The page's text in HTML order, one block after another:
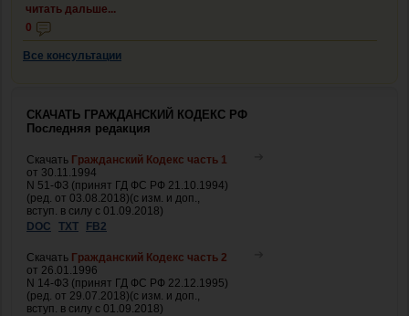
читать дальше...
0
Все консультации
СКАЧАТЬ ГРАЖДАНСКИЙ КОДЕКС РФ
Последняя редакция
Скачать Гражданский Кодекс часть 1
от 30.11.1994
N 51-ФЗ (принят ГД ФС РФ 21.10.1994)
(ред. от 03.08.2018)(с изм. и доп.,
вступ. в силу с 01.09.2018)
DOC
TXT FB2
Скачать Гражданский Кодекс часть 2
от 26.01.1996
N 14-ФЗ (принят ГД ФС РФ 22.12.1995)
(ред. от 29.07.2018)(с изм. и доп.,
вступ. в силу с 01.09.2018)